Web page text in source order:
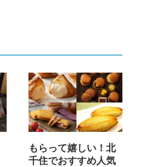
もらって嬉しい！北
千住でおすすめ人気